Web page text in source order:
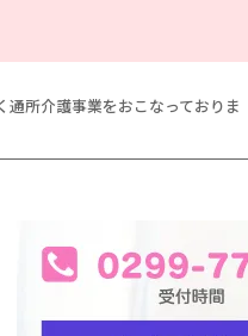
所介護事業をおこなっておりま